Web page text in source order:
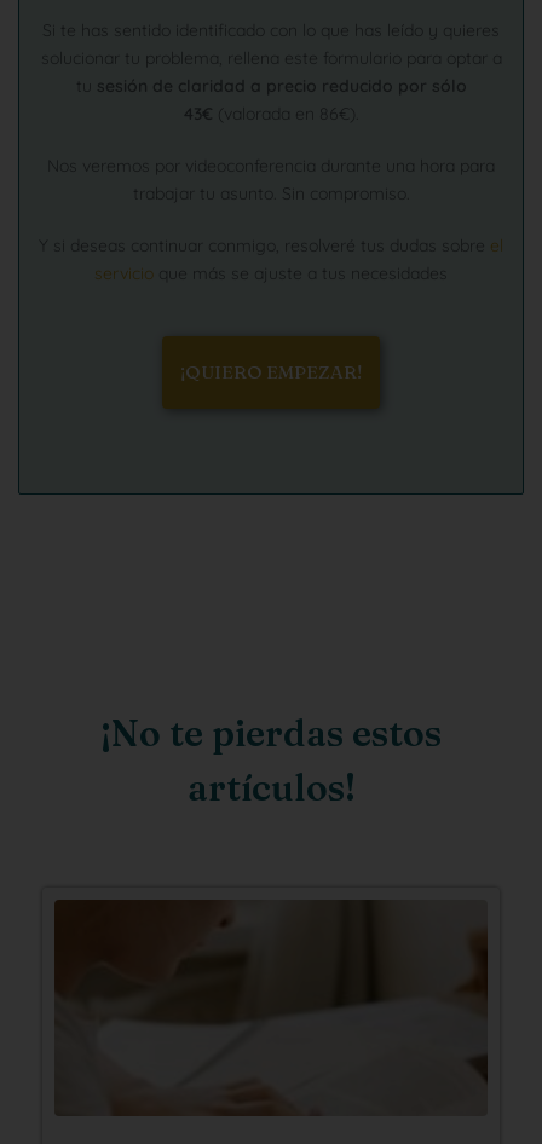
Si te has sentido identificado con lo que has leído y quieres
solucionar tu problema, rellena este formulario para optar a
tu sesión de claridad a precio reducido por sólo
43€
(valorada en 86€).
Nos veremos por videoconferencia durante una hora para
trabajar tu asunto. Sin compromiso.
Y si deseas continuar conmigo, resolveré tus dudas sobre el
servicio que más se ajuste a tus necesidades
¡QUIERO EMPEZAR!
¡No te pierdas estos
artículos!